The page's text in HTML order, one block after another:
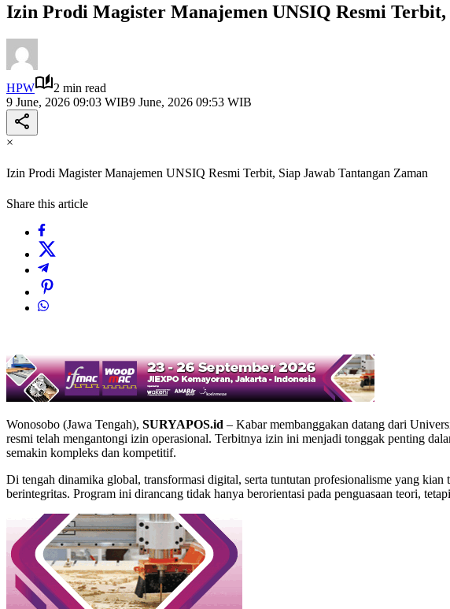
Izin Prodi Magister Manajemen UNSIQ Resmi Terbit,
HPW
2 min read
9 June, 2026 09:03 WIB9 June, 2026 09:53 WIB
×
Izin Prodi Magister Manajemen UNSIQ Resmi Terbit, Siap Jawab Tantangan Zaman
Share this article
Wonosobo (Jawa Tengah), SURYAPOS.id – Kabar membanggakan datang dari
resmi telah mengantongi izin operasional. Terbitnya izin ini menjadi tonggak penting
semakin kompleks dan kompetitif.
Di tengah dinamika global, transformasi digital, serta tuntutan profesionalisme yang
berintegritas. Program ini dirancang tidak hanya berorientasi pada penguasaan teori,